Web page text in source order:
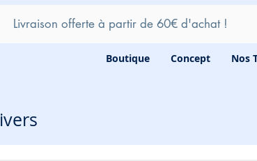
Livraison offerte à partir de 60€ d'achat !
Boutique Concept Nos